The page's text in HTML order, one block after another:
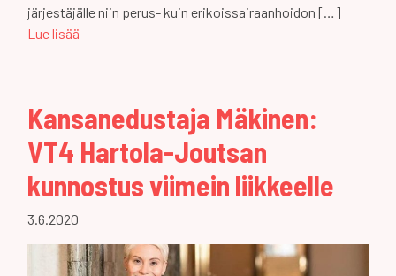
järjestäjälle niin perus- kuin erikoissairaanhoidon […]
Lue lisää
Kansanedustaja Mäkinen:
VT4 Hartola-Joutsan
kunnostus viimein liikkeelle
3.6.2020